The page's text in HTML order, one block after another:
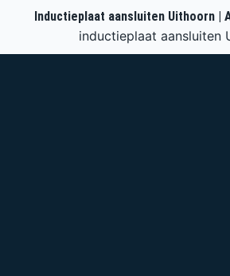
Inductieplaat aansluiten Uithoorn |
inductieplaat aansluiten